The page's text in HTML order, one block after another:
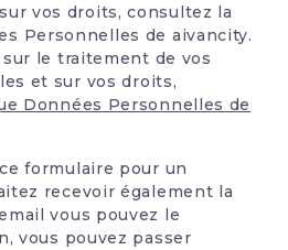
vos droits, consultez la
Personnelles de aivancity.
le traitement de vos
et sur vos droits,
Données Personnelles de
formulaire pour un
recevoir également la
vous pouvez le
vous pouvez passer